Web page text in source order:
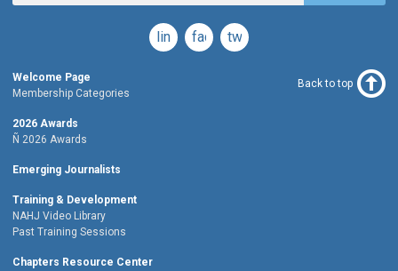
linkedinfacebook
twitter
Welcome Page
Membership Categories
2026 Awards
Ñ 2026 Awards
Emerging Journalists
Training & Development
NAHJ Video Library
Past Training Sessions
Chapters Resource Center
Back to top